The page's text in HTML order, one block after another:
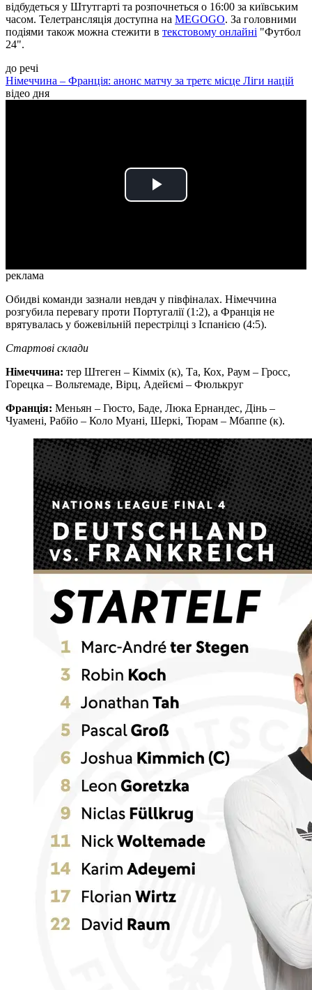
відбудеться у Штутгарті та розпочнеться о 16:00 за київським
часом. Телетрансляція доступна на MEGOGO. За головними
подіями також можна стежити в текстовому онлайні "Футбол
24".
до речі
Німеччина – Франція: анонс матчу за третє місце Ліги націй
відео дня
Play
реклама
Обидві команди зазнали невдач у півфіналах. Німеччина
розгубила перевагу проти Португалії (1:2), а Франція не
врятувалась у божевільній перестрілці з Іспанією (4:5).
Стартові склади
Німеччина: тер Штеген – Кімміх (к), Та, Кох, Раум – Гросс,
Горецка – Вольтемаде, Вірц, Адейємі – Фюлькруг
Франція: Меньян – Гюсто, Баде, Люка Ернандес, Дінь –
Чуамені, Рабйо – Коло Муані, Шеркі, Тюрам – Мбаппе (к).